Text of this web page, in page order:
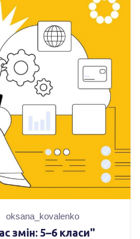
oksana_kovalenko
змін: 5–6 класи"